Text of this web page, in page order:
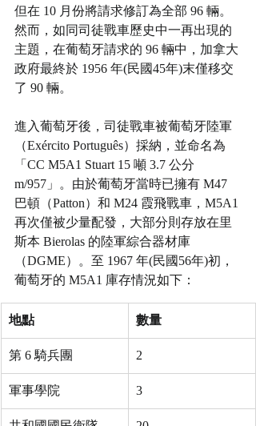
但在 10 月份將請求修訂為全部 96 輛。
然而，如同司徒戰車歷史中一再出現的
主題，在葡萄牙請求的 96 輛中，加拿大
政府最終於 1956 年(民國45年)末僅移交
了 90 輛。
進入葡萄牙後，司徒戰車被葡萄牙陸軍
（Exército Português）採納，並命名為
「CC M5A1 Stuart 15 噸 3.7 公分
m/957」。由於葡萄牙當時已擁有 M47
巴頓（Patton）和 M24 霞飛戰車，M5A1
再次僅被少量配發，大部分則存放在里
斯本 Bierolas 的陸軍綜合器材庫
（DGME）。至 1967 年(民國56年)初，
葡萄牙的 M5A1 庫存情況如下：
地點 數量
第 6 騎兵團 2
軍事學院 3